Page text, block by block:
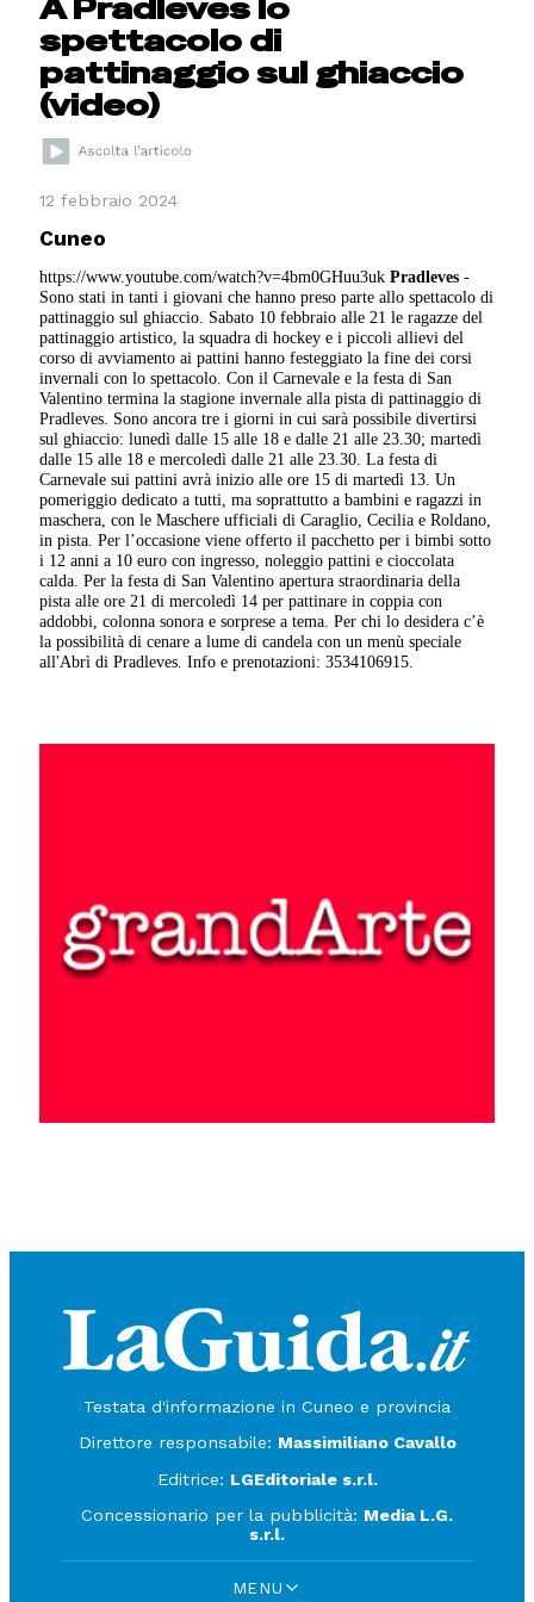
A Pradleves lo
spettacolo di
pattinaggio sul ghiaccio
(video)
12 febbraio 2024
Cuneo
https://www.youtube.com/watch?v=4bm0GHuu3ukPradleves -
Sono stati in tanti i giovani che hanno preso parte allo spettacolo di
pattinaggio sul ghiaccio. Sabato 10 febbraio alle 21 le ragazze del
pattinaggio artistico, la squadra di hockey e i piccoli allievi del
corso di avviamento ai pattini hanno festeggiato la fine dei corsi
invernali con lo spettacolo. Con il Carnevale e la festa di San
Valentino termina la stagione invernale alla pista di pattinaggio di
Pradleves. Sono ancora tre i giorni in cui sarà possibile divertirsi
sul ghiaccio: lunedì dalle 15 alle 18 e dalle 21 alle 23.30; martedì
dalle 15 alle 18 e mercoledì dalle 21 alle 23.30. La festa di
Carnevale sui pattini avrà inizio alle ore 15 di martedì 13. Un
pomeriggio dedicato a tutti, ma soprattutto a bambini e ragazzi in
maschera, con le Maschere ufficiali di Caraglio, Cecilia e Roldano,
in pista. Per l’occasione viene offerto il pacchetto per i bimbi sotto
i 12 anni a 10 euro con ingresso, noleggio pattini e cioccolata
calda. Per la festa di San Valentino apertura straordinaria della
pista alle ore 21 di mercoledì 14 per pattinare in coppia con
addobbi, colonna sonora e sorprese a tema. Per chi lo desidera c’è
la possibilità di cenare a lume di candela con un menù speciale
all'Abrì di Pradleves. Info e prenotazioni: 3534106915.
Testata d'informazione in Cuneo e provincia
Direttore responsabile: Massimiliano Cavallo
Editrice: LGEditoriale s.r.l.
Concessionario per la pubblicità: Media L.G.
s.r.l.
MENU